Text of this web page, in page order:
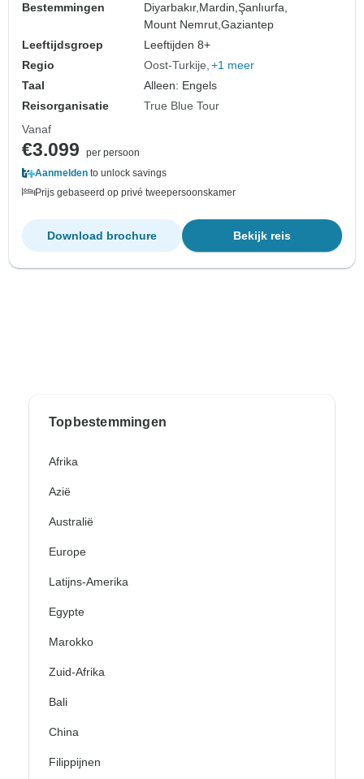
Bestemmingen
Diyarbakır, Mardin,Şanlıurfa,
Mount Nemrut,Gaziantep
Leeftijdsgroep
Leeftijden 8+
Regio
Oost-Turkije +1 meer
Taal
Alleen: Engels
Reisorganisatie
True Blue Tour
Vanaf
€3.099
per persoon
Aanmelden to unlock savings
Prijs gebaseerd op privé tweepersoonskamer
Bekijk reis
Download brochure
Topbestemmingen
Afrika
Azië
Australië
Europe
Latijns-Amerika
Egypte
Marokko
Zuid-Afrika
Bali
China
Filippijnen